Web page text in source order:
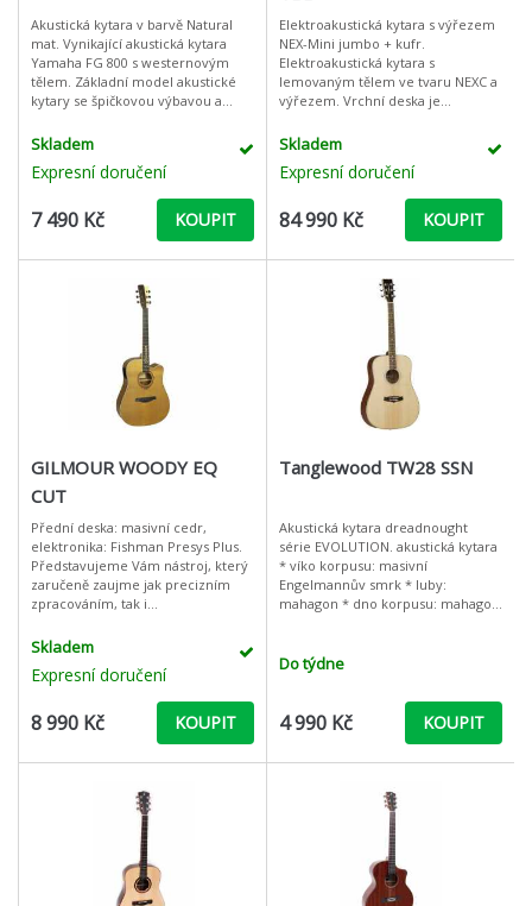
Akustická kytara v barvě Natural
mat. Vynikající akustická kytara
Yamaha FG 800 s westernovým
tělem. Základní model akustické
kytary se špičkovou výbavou a
deska: masivní smrk. Luby a záď:
Skladem
Expresní doručení
7 490 Kč KOUPIT
Elektroakustická kytara s výřezem
NEX-Mini jumbo + kufr.
Elektroakustická kytara s
lemovaným tělem ve tvaru NEXC a
výřezem. Vrchní deska je
upravovaného masivního smrku se
Skladem
Expresní doručení
84 990 Kč KOUPIT
GILMOUR WOODY EQ
CUT
Přední deska: masivní cedr,
elektronika: Fishman Presys Plus.
Představujeme Vám nástroj, který
zaručeně zaujme jak precizním
zpracováním, tak i
Unikátnost tohoto nástroje ovšem
Skladem
Expresní doručení
8 990 Kč KOUPIT
Tanglewood TW28 SSN
Akustická kytara dreadnought
série EVOLUTION. akustická kytara
* víko korpusu: masivní
Engelmannův smrk * luby:
mahagon * dno korpusu: mahagon
barva: přírodní
Do týdne
4 990 Kč KOUPIT